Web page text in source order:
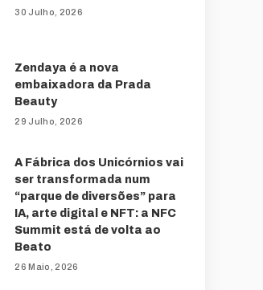
30 Julho, 2026
Zendaya é a nova
embaixadora da Prada
Beauty
29 Julho, 2026
A Fábrica dos Unicórnios vai
ser transformada num
“parque de diversões” para
IA, arte digital e NFT: a NFC
Summit está de volta ao
Beato
26 Maio, 2026